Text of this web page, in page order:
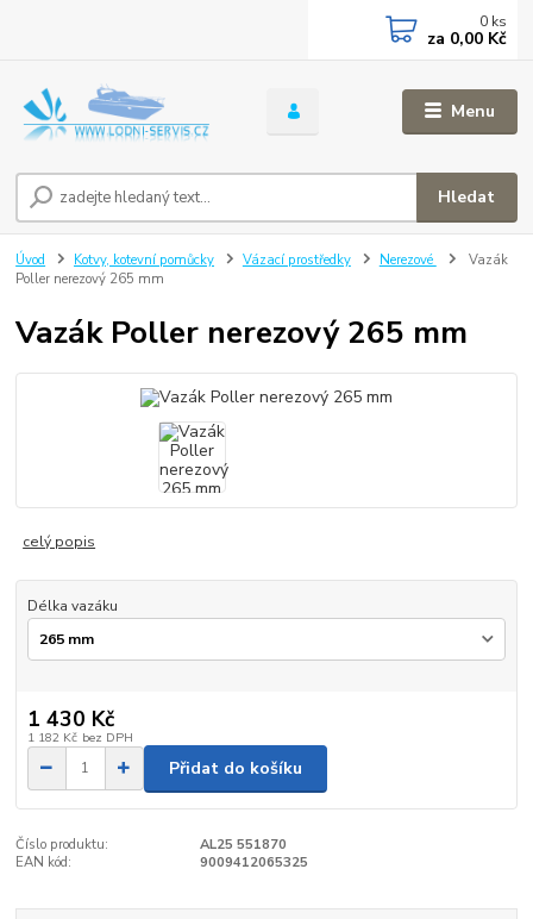
Menu
Hledat
0 ks
za 0,00 Kč
Úvod Kotvy, kotevní pomůcky Vázací prostředky Nerezové
Vazák
Poller nerezový 265 mm
Vazák Poller nerezový 265 mm
celý popis
Délka vazáku
1 430 Kč
1 182 Kč bez DPH
Přidat do košíku
Číslo produktu:
AL25 551870
EAN kód:
9009412065325